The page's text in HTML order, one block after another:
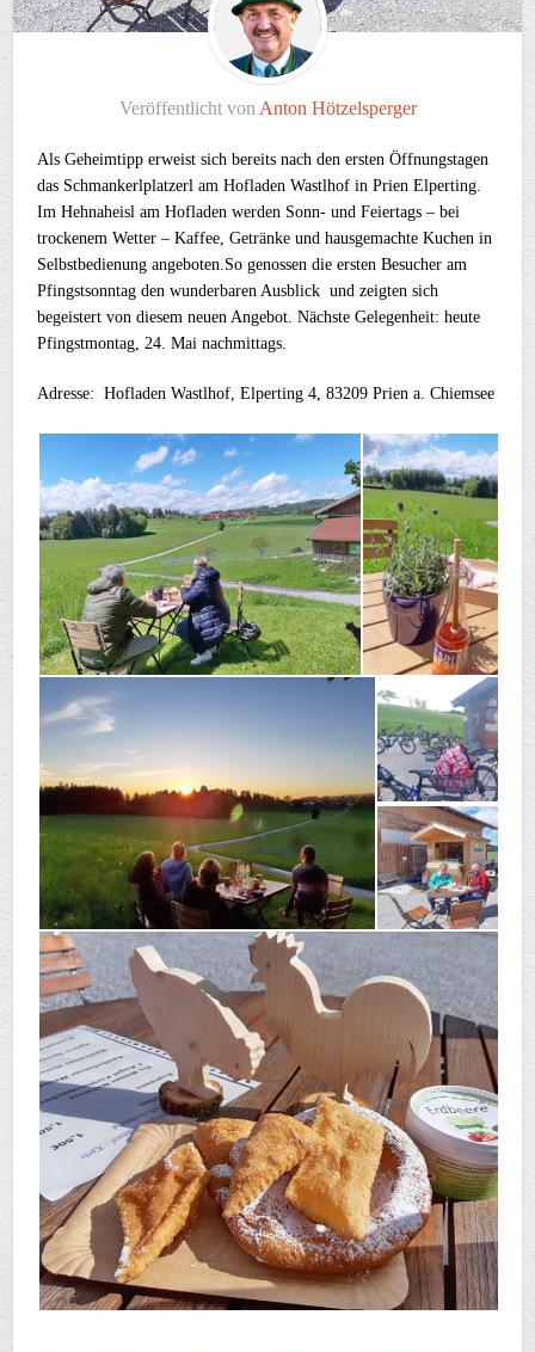
Veröffentlicht von Anton Hötzelsperger
Als Geheimtipp erweist sich bereits nach den ersten Öffnungstagen
das Schmankerlplatzerl am Hofladen Wastlhof in Prien Elperting.
Im Hehnaheisl am Hofladen werden Sonn- und Feiertags – bei
trockenem Wetter – Kaffee, Getränke und hausgemachte Kuchen in
Selbstbedienung angeboten.So genossen die ersten Besucher am
Pfingstsonntag den wunderbaren Ausblick und zeigten sich
begeistert von diesem neuen Angebot. Nächste Gelegenheit: heute
Pfingstmontag, 24. Mai nachmittags.
Adresse: Hofladen Wastlhof, Elperting 4, 83209 Prien a. Chiemsee